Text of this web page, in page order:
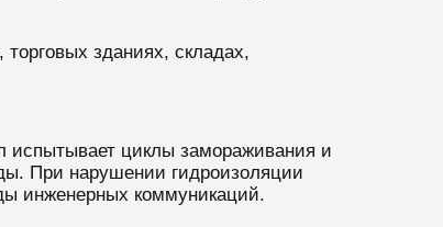
зданиях, складах,
испытывает циклы замораживания и
При нарушении гидроизоляции
инженерных коммуникаций.